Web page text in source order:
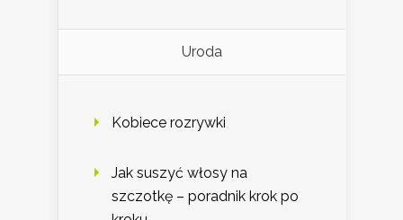
Uroda
Kobiece rozrywki
Jak suszyć włosy na
szczotkę – poradnik krok po